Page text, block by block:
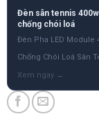
Đèn sân tennis
chống chói loá
Đèn Pha LED Module
Chống Chói Loá Sân